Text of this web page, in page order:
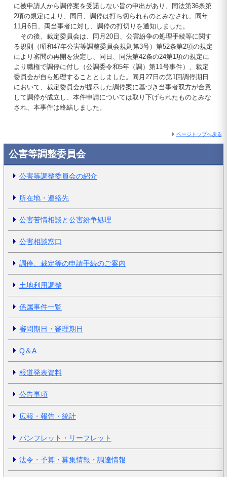
に被申請人から調停案を受諾しない旨の申出があり、同法第36条第
2項の規定により、同日、調停は打ち切られものとみなされ、同年
11月6日、両当事者に対し、調停の打切りを通知しました。
その後、裁定委員会は、同月20日、公害紛争の処理手続等に関す
る規則（昭和47年公害等調整委員会規則第3号）第52条第2項の規定
により審問の再開を決定し、同日、同法第42条の24第1項の規定に
より職権で調停に付し（公調委令和5年（調）第11号事件）、裁定
委員会が自ら処理することとしました。同月27日の第1回調停期日
において、裁定委員会が提示した調停案に基づき当事者双方が合意
して調停が成立し、本件申請については取り下げられたものとみな
され、本事件は終結しました。
ページトップへ戻る
公害等調整委員会
公害等調整委員会の紹介
所在地・連絡先
公害苦情相談と公害紛争処理
公害相談窓口
調停、裁定等の申請手続のご案内
土地利用調整
係属事件一覧
審問期日・審理期日
Q＆A
報道発表資料
公告事項
広報・報告・統計
パンフレット・リーフレット
法令・予算・募集情報・調達情報